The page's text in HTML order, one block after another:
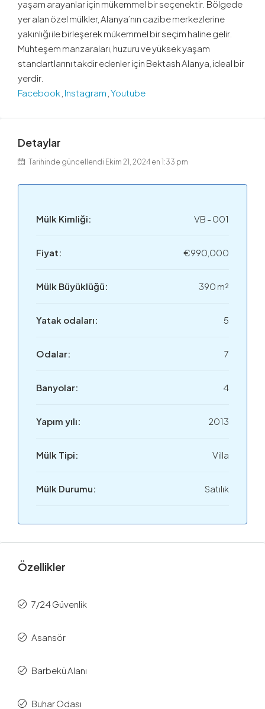
yaşam arayanlar için mükemmel bir seçenektir. Bölgede
yer alan özel mülkler, Alanya’nın cazibe merkezlerine
yakınlığı ile birleşerek mükemmel bir seçim haline gelir.
Muhteşem manzaraları, huzuru ve yüksek yaşam
standartlarını takdir edenler için Bektash Alanya, ideal bir
yerdir.
Facebook Instagram Youtube
Detaylar
Tarihinde güncellendi Ekim 21, 2024 en 1:33 pm
Mülk Kimliği: VB - 001
Fiyat: €990,000
Mülk Büyüklüğü: 390 m²
Yatak odaları: 5
Odalar: 7
Banyolar: 4
Yapım yılı: 2013
Mülk Tipi: Villa
Mülk Durumu: Satılık
Özellikler
7/24 Güvenlik
Asansör
Barbekü Alanı
Buhar Odası